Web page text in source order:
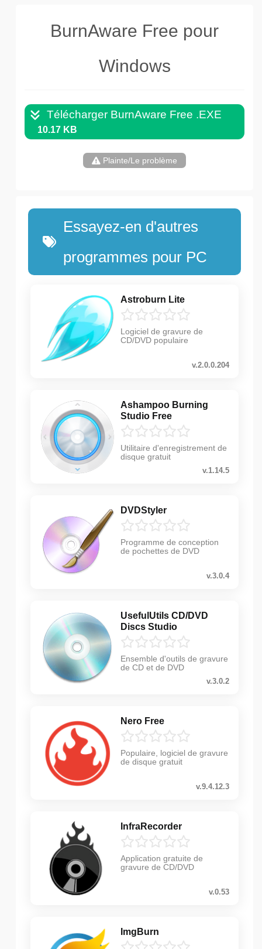
BurnAware Free pour
Windows
Télécharger BurnAware Free .EXE
10.17 KB
Plainte/Le problème
Essayez-en d'autres
programmes pour PC
Astroburn Lite
Logiciel de gravure de
CD/DVD populaire
v.2.0.0.204
Ashampoo Burning
Studio Free
Utilitaire d'enregistrement de
disque gratuit
v.1.14.5
DVDStyler
Programme de conception
de pochettes de DVD
v.3.0.4
UsefulUtils CD/DVD
Discs Studio
Ensemble d'outils de gravure
de CD et de DVD
v.3.0.2
Nero Free
Populaire, logiciel de gravure
de disque gratuit
v.9.4.12.3
InfraRecorder
Application gratuite de
gravure de CD/DVD
v.0.53
ImgBurn